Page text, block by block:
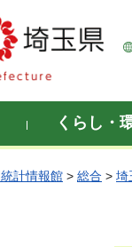
くらし・
計情報館 > 総合 > 埼